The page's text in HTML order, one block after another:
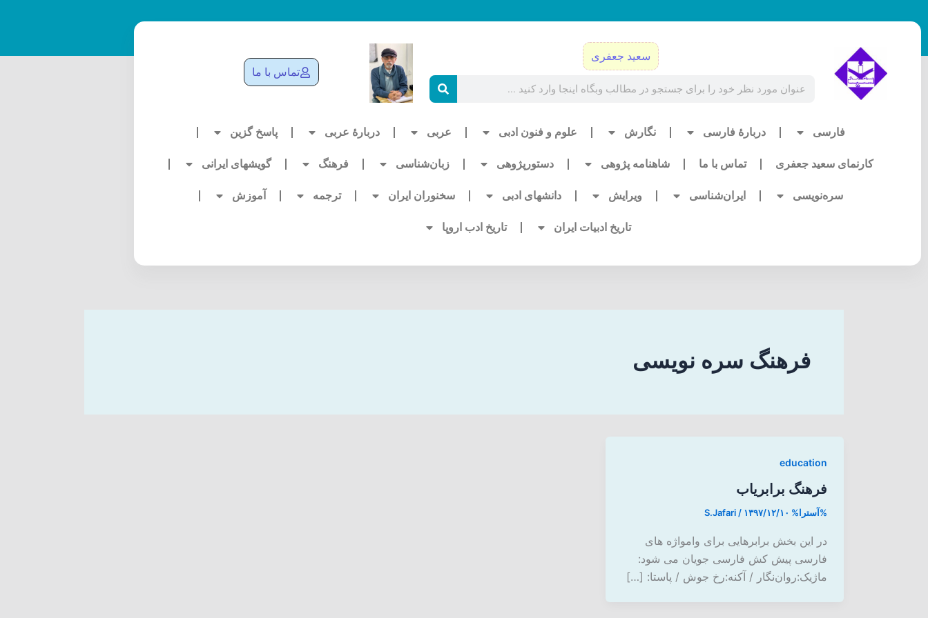
به
سعید جعفری
تماس با ما
فارسی دربارۀ فارسی نگارش علوم و فنون ادبی عربی دربارۀ عربی پاسخ گزین
کارنمای سعید جعفری تماس با ما شاهنامه پژوهی دستورپژوهی زبان‌شناسی فرهنگ گویشهای ایرانی
سره‌نویسی ایران‌شناسی ویرایش دانشهای ادبی سخنوران ایران ترجمه آموزش
تاریخ ادبیات ایران تاریخ ادب اروپا
فرهنگ سره نویسی
education
فرهنگ برابریاب
%آسترا% S.Jafari / ۱۳۹۷/۱۲/۱۰
در این بخش برابرهایی برای وامواژه های
فارسی پیش کش فارسی جویان می شود:
ماژیک:روان‌نگار / آکنه:رخ جوش / پاستا: […]